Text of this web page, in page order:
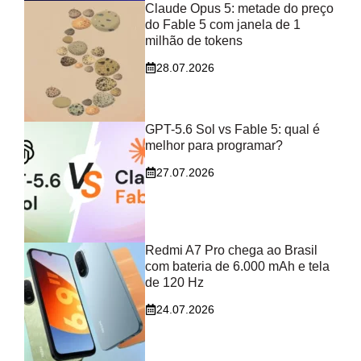
Claude Opus 5: metade do preço
do Fable 5 com janela de 1
milhão de tokens
28.07.2026
GPT-5.6 Sol vs Fable 5: qual é
melhor para programar?
27.07.2026
Redmi A7 Pro chega ao Brasil
com bateria de 6.000 mAh e tela
de 120 Hz
24.07.2026